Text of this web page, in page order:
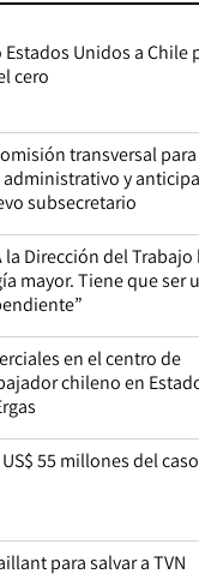
Unidos a Chile
cero
transversal para
y anticipa
subsecretario
la Dirección del Trabajo
mayor. Tiene que ser
en el centro de
chileno en
55 millones del caso
para salvar a TVN